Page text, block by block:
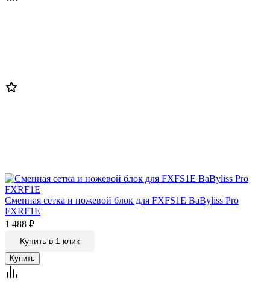
Сменная сетка и ножевой блок для FXFS1E BaByliss Pro
FXRF1E
1 488 ₽
Купить в 1 клик